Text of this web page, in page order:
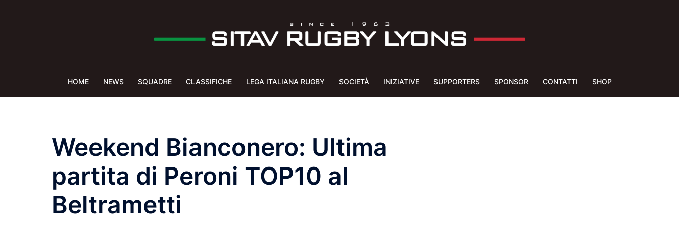
HOME NEWS SQUADRE CLASSIFICHE LEGA ITALIANA RUGBY SOCIETÀ INIZIATIVE SUPPORTERS SPONSOR CONTATTI SHOP
Weekend Bianconero: Ultima
partita di Peroni TOP10 al
Beltrametti